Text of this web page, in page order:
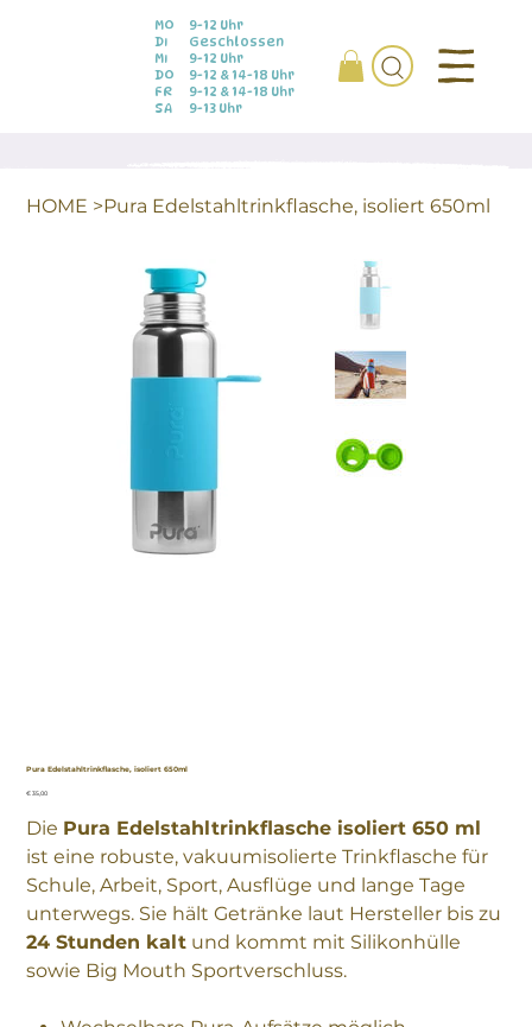
MO
DI
MI
DO
FR
SA
9-12 Uhr
Geschlossen
9-12 Uhr
9-12 & 14-18 Uhr
9-12 & 14-18 Uhr
9-13 Uhr
HOME >Pura Edelstahltrinkflasche, isoliert 650ml
Pura Edelstahltrinkflasche, isoliert 650ml
Preis
€ 35,00
Die Pura Edelstahltrinkflasche isoliert 650 ml
ist eine robuste, vakuumisolierte Trinkflasche für
Schule, Arbeit, Sport, Ausflüge und lange Tage
unterwegs. Sie hält Getränke laut Hersteller bis zu
24 Stunden kalt und kommt mit Silikonhülle
sowie Big Mouth Sportverschluss.